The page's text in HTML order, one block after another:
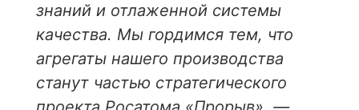
знаний и отлаженной системы
качества. Мы гордимся тем, что
агрегаты нашего производства
станут частью стратегического